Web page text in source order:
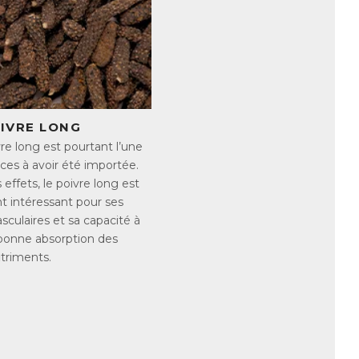
d’alcool ou de certains
signes peuvent être nombreux et
une alimentation riche en
LONG
long est pourtant l’une
à avoir été importée.
effets, le poivre long est
intéressant pour ses
et sa capacité à
absorption des